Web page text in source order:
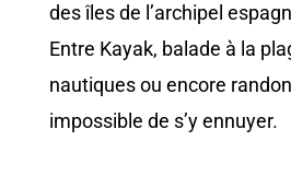
des îles de l’archipel
Entre Kayak, balade à la
nautiques ou encore
impossible de s’y ennuyer.